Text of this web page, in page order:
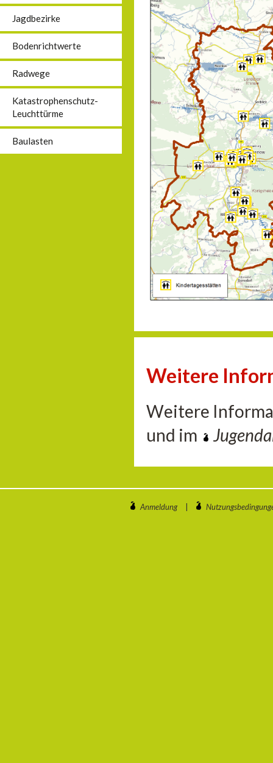
Jagdbezirke
Bodenrichtwerte
Radwege
Katastrophenschutz-
Leuchttürme
Baulasten
Weitere
Weitere
und im
Anmeldung